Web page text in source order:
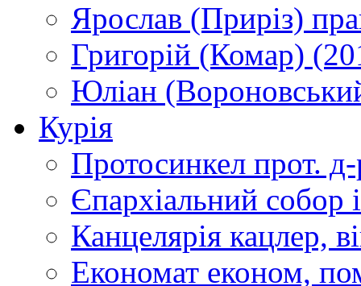
Ярослав (Приріз)
Григорій (Комар)
Юліан
Курія
Протосинкел прот.
Єпархіальний собор
Канцелярія кацлер,
Економат економ,